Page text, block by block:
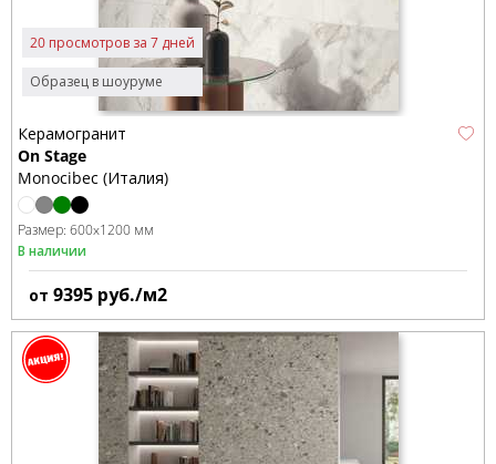
Образец в шоуруме
20 просмотров за 7 дней
Керамогранит
On Stage
Monocibec (Италия)
Размер: 600x1200 мм
В наличии
от 9395 руб./м2